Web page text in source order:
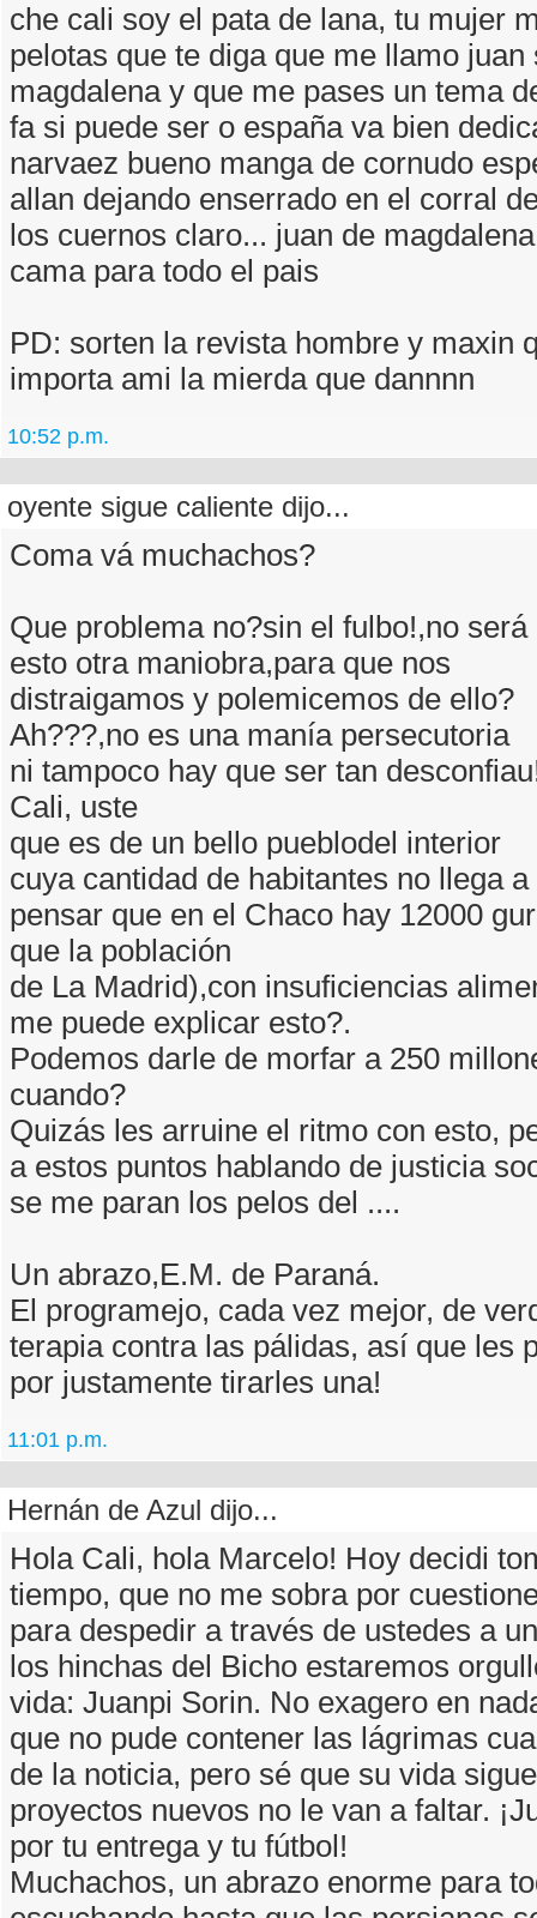
che cali soy el pata de lana, tu mujer
pelotas que te diga que me llamo juan
magdalena y que me pases un tema
fa si puede ser o españa va bien
narvaez bueno manga de cornudo
allan dejando enserrado en el corral
los cuernos claro... juan de
cama para todo el pais
PD: sorten la revista hombre y maxin
importa ami la mierda que dannnn
10:52 p.m.
oyente sigue caliente dijo...
Coma vá muchachos?
Que problema no?sin el fulbo!,no será
esto otra maniobra,para que nos
distraigamos y polemicemos de ello?
Ah???,no es una manía persecutoria
ni tampoco hay que ser tan
Cali, uste
que es de un bello pueblodel interior
cuya cantidad de habitantes no llega
pensar que en el Chaco hay 12000
que la población
de La Madrid),con insuficiencias
me puede explicar esto?.
Podemos darle de morfar a 250
cuando?
Quizás les arruine el ritmo con esto,
a estos puntos hablando de justicia
se me paran los pelos del ....
Un abrazo,E.M. de Paraná.
El programejo, cada vez mejor, de
terapia contra las pálidas, así que les
por justamente tirarles una!
11:01 p.m.
Hernán de Azul dijo...
Hola Cali, hola Marcelo! Hoy decidi
tiempo, que no me sobra por
para despedir a través de ustedes a
los hinchas del Bicho estaremos
vida: Juanpi Sorin. No exagero en
que no pude contener las lágrimas
de la noticia, pero sé que su vida
proyectos nuevos no le van a faltar.
por tu entrega y tu fútbol!
Muchachos, un abrazo enorme para